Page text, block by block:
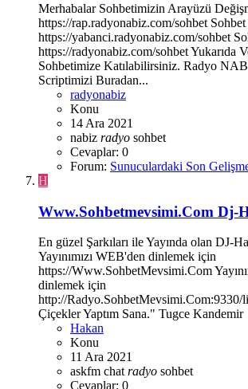
Merhabalar Sohbetimizin Arayüzü
https://rap.radyonabiz.com/sohbet
https://yabanci.radyonabiz.com/sohbet
https://radyonabiz.com/sohbet Yukarıda
Sohbetimize Katılabilirsiniz. Radyo
Scriptimizi Buradan...
radyonabiz
Konu
14 Ara 2021
nabiz radyo sohbet
Cevaplar: 0
Forum: Sunuculardaki Son
H
Www.Sohbetmevsimi.Com Dj-
En güzel Şarkıları ile Yayında olan DJ-
Yayınımızı WEB'den dinlemek için
https://Www.SohbetMevsimi.Com
dinlemek için
http://Radyo.SohbetMevsimi.Com:9330/
Çiçekler Yaptım Sana." Tugce Kandemir
Hakan
Konu
11 Ara 2021
askfm chat radyo sohbet
Cevaplar: 0